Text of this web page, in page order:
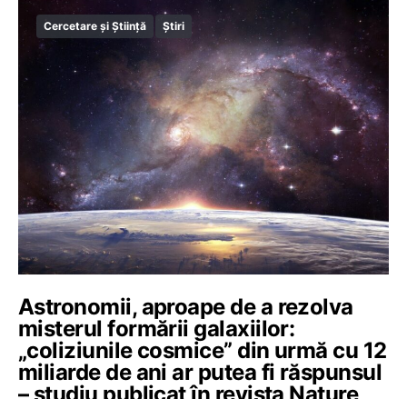
Cercetare și Știință Știri
Astronomii, aproape de a rezolva
misterul formării galaxiilor:
„coliziunile cosmice” din urmă cu 12
miliarde de ani ar putea fi răspunsul
– studiu publicat în revista Nature